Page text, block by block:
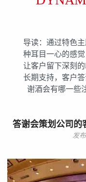
导读：通过特色
种耳目一心的感
让客户留下深刻
长期支持，客户
谢酒会有哪一些
答谢会策划公司的
发